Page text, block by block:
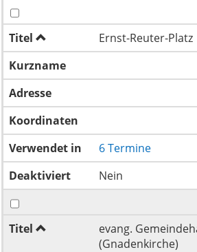
Titel
Ernst-Reuter-Platz
Kurzname
Adresse
Koordinaten
Verwendet in
6 Termine
Deaktiviert
Nein
Titel
evang.
(Gnadenkirche)